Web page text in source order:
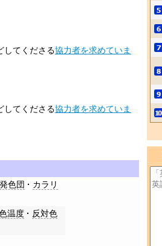
してくださる協力者を求めていま
してくださる協力者を求めていま
発色団
カラリ
温度
反対色